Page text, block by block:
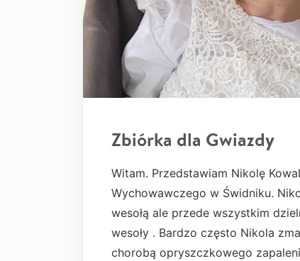
Zbiórka dla Gwiazdy
Witam. Przedstawiam Nikolę
Wychowawczego w Świdniku.
wesołą ale przede wszystkim
wesoły . Bardzo często Nikola
chorobą opryszczkowego